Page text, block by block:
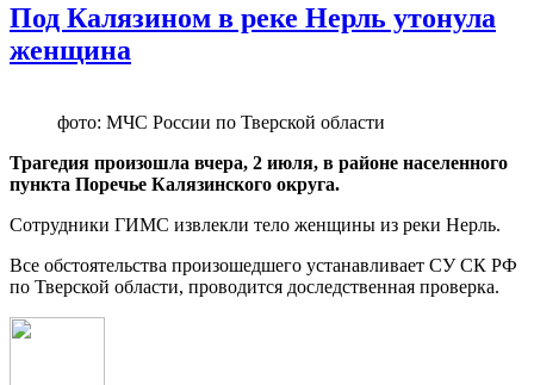
Под Калязином в реке Нерль утонула
женщина
фото: МЧС России по Тверской области
Трагедия произошла вчера, 2 июля, в районе населенного
пункта Поречье Калязинского округа.
Сотрудники ГИМС извлекли тело женщины из реки Нерль.
Все обстоятельства произошедшего устанавливает СУ СК РФ
по Тверской области, проводится доследственная проверка.